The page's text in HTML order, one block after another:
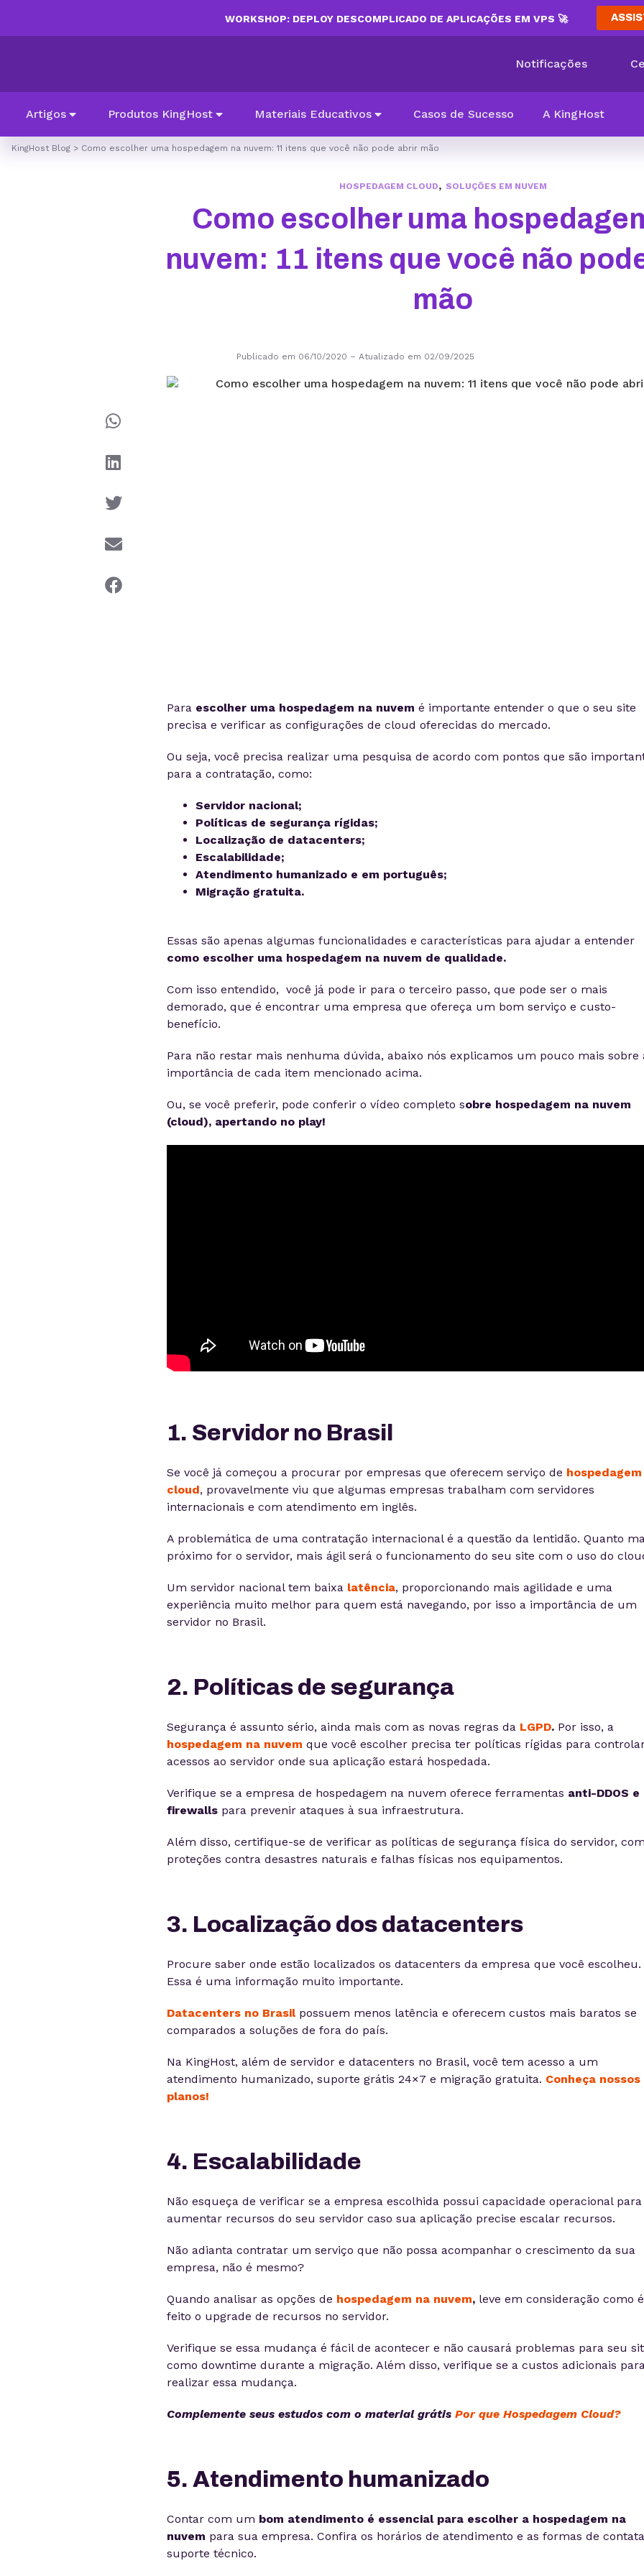
WORKSHOP: DEPLOY DESCOMPLICADO DE APLICAÇÕES EM VPS 🚀
Notificações
Artigos Produtos KingHost Materiais Educativos Casos de Sucesso A KingHost
KingHost Blog > Como escolher uma hospedagem na nuvem: 11 itens que você não pode abrir mão
HOSPEDAGEM CLOUD, SOLUÇÕES EM NUVEM
Como escolher uma
nuvem: 11 itens que você não
mão
Publicado em 06/10/2020 – Atualizado em 02/09/2025
Para escolher uma hospedagem na nuvem é importante entender o que o seu site
precisa e verificar as configurações de cloud oferecidas do mercado.
Ou seja, você precisa realizar uma pesquisa de acordo com pontos que são
para a contratação, como:
Servidor nacional;
Políticas de segurança rígidas;
Localização de datacenters;
Escalabilidade;
Atendimento humanizado e em português;
Migração gratuita.
Essas são apenas algumas funcionalidades e características para ajudar a entender
como escolher uma hospedagem na nuvem de qualidade.
Com isso entendido, você já pode ir para o terceiro passo, que pode ser o mais
demorado, que é encontrar uma empresa que ofereça um bom serviço e custo-
benefício.
Para não restar mais nenhuma dúvida, abaixo nós explicamos um pouco mais sobre
importância de cada item mencionado acima.
Ou, se você preferir, pode conferir o vídeo completo sobre hospedagem na nuvem
(cloud), apertando no play!
1. Servidor no Brasil
Se você já começou a procurar por empresas que oferecem serviço de hospedagem
cloud, provavelmente viu que algumas empresas trabalham com servidores
internacionais e com atendimento em inglês.
A problemática de uma contratação internacional é a questão da lentidão. Quanto
próximo for o servidor, mais ágil será o funcionamento do seu site com o uso do
Um servidor nacional tem baixa latência, proporcionando mais agilidade e uma
experiência muito melhor para quem está navegando, por isso a importância de um
servidor no Brasil.
2. Políticas de segurança
Segurança é assunto sério, ainda mais com as novas regras da LGPD.Por isso, a
hospedagem na nuvem que você escolher precisa ter políticas rígidas para
acessos ao servidor onde sua aplicação estará hospedada.
Verifique se a empresa de hospedagem na nuvem oferece ferramentas anti-DDOS e
firewalls para prevenir ataques à sua infraestrutura.
Além disso, certifique-se de verificar as políticas de segurança física do servidor,
proteções contra desastres naturais e falhas físicas nos equipamentos.
3. Localização dos datacenters
Procure saber onde estão localizados os datacenters da empresa que você escolheu.
Essa é uma informação muito importante.
Datacenters no Brasil possuem menos latência e oferecem custos mais baratos se
comparados a soluções de fora do país.
Na KingHost, além de servidor e datacenters no Brasil, você tem acesso a um
atendimento humanizado, suporte grátis 24×7 e migração gratuita. Conheça nossos
planos!
4. Escalabilidade
Não esqueça de verificar se a empresa escolhida possui capacidade operacional para
aumentar recursos do seu servidor caso sua aplicação precise escalar recursos.
Não adianta contratar um serviço que não possa acompanhar o crescimento da sua
empresa, não é mesmo?
Quando analisar as opções de hospedagem na nuvem,leve em consideração como é
feito o upgrade de recursos no servidor.
Verifique se essa mudança é fácil de acontecer e não causará problemas para seu
como downtime durante a migração. Além disso, verifique se a custos adicionais
realizar essa mudança.
Complemente seus estudos com o material grátis Por que Hospedagem Cloud?
5. Atendimento humanizado
Contar com um bom atendimento é essencial para escolher a hospedagem na
nuvem para sua empresa. Confira os horários de atendimento e as formas de
suporte técnico.